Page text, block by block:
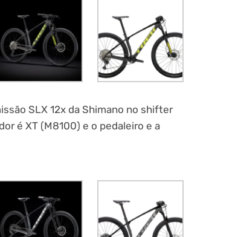
SLX 12x da Shimano no shifter
é XT (M8100) e o pedaleiro e a